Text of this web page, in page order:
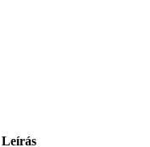
Leírás